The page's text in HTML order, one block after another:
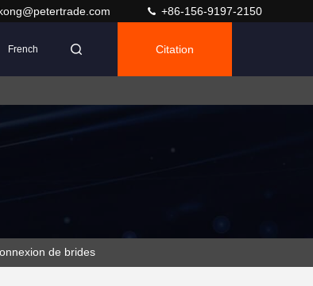
+86-156-9197-2150
French Citation
de brides